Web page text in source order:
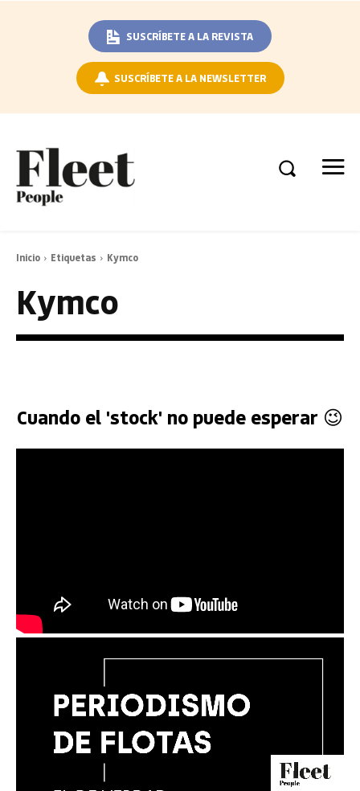
SUSCRÍBETE A LA REVISTA
SUSCRÍBETE A LA NEWSLETTER
Inicio Etiquetas Kymco
Kymco
Cuando el 'stock' no puede esperar 😉